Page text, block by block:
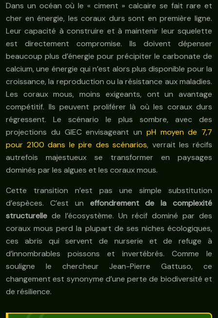
Dans un océan où le « ciment » calcaire se fait rare et
cher en énergie, les coraux durs sont en première ligne.
Leur capacité à construire et à maintenir leur squelette
est directement compromise. Ils doivent dépenser
beaucoup plus d’énergie pour précipiter le carbonate de
calcium, une énergie qui n’est alors plus disponible pour la
croissance, la reproduction ou la résistance aux maladies.
Les coraux mous, moins exigeants, ont un avantage
compétitif. Ils peuvent proliférer là où les coraux durs
régressent. Le scénario le plus sombre, avec des
projections du GIEC envisageant un pH moyen de 7,7
pour 2100 dans le pire des scénarios, verrait les récifs
autrefois majestueux se transformer en paysages
dominés par les algues et les coraux mous.
Cette transition n’est pas une simple substitution
d’espèces. C’est un effondrement de la complexité
structurelle de l’écosystème. Un récif dominé par des
coraux mous perd la plupart de ses niches écologiques,
ces abris qui servent de nurserie et de refuge à
d’innombrables poissons et invertébrés. Comme le
souligne le chercheur Jean-Pierre Gattuso, ce
changement est synonyme d’une perte de biodiversité et
de résilience.